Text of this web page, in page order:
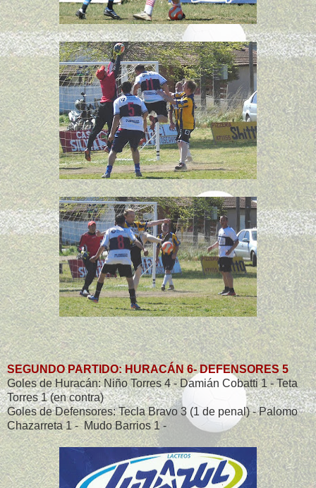
SEGUNDO PARTIDO: HURACÁN 6- DEFENSORES 5
Goles de Huracán: Niño Torres 4 - Damián Cobatti 1 - Teta
Torres 1 (en contra)
Goles de Defensores: Tecla Bravo 3 (1 de penal) - Palomo
Chazarreta 1 - Mudo Barrios 1 -